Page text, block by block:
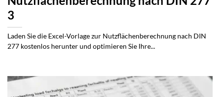
3
Laden Sie die Excel-Vorlage zur Nutzflächenberechnung nach DIN
277 kostenlos herunter und optimieren Sie Ihre...